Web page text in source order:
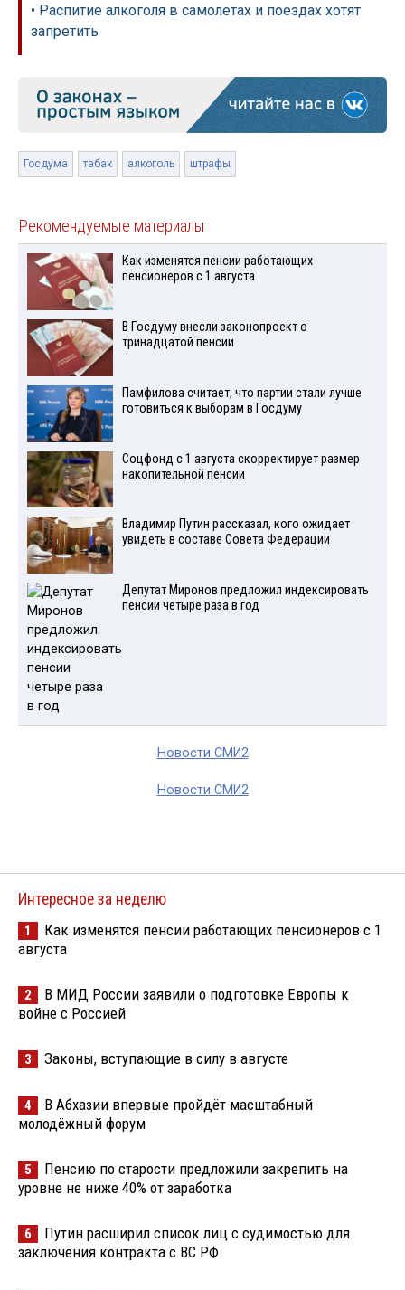
• Распитие алкоголя в самолетах и поездах хотят
запретить
Госдума табак алкоголь штрафы
Рекомендуемые материалы
Как изменятся пенсии работающих
пенсионеров с 1 августа
В Госдуму внесли законопроект о
тринадцатой пенсии
Памфилова считает, что партии стали лучше
готовиться к выборам в Госдуму
Соцфонд с 1 августа скорректирует размер
накопительной пенсии
Владимир Путин рассказал, кого ожидает
увидеть в составе Совета Федерации
Депутат Миронов предложил индексировать
пенсии четыре раза в год
Новости СМИ2
Новости СМИ2
Интересное за неделю
1
Как изменятся пенсии работающих пенсионеров с 1
августа
2
В МИД России заявили о подготовке Европы к
войне с Россией
3 Законы, вступающие в силу в августе
4
В Абхазии впервые пройдёт масштабный
молодёжный форум
5
Пенсию по старости предложили закрепить на
уровне не ниже 40% от заработка
6
Путин расширил список лиц с судимостью для
заключения контракта с ВС РФ